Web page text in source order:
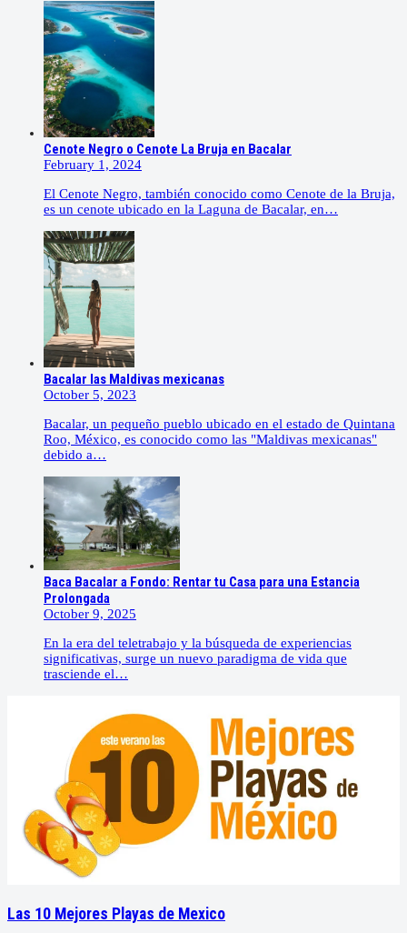
Cenote Negro o Cenote La Bruja en Bacalar
February 1, 2024
El Cenote Negro, también conocido como Cenote de la Bruja,
es un cenote ubicado en la Laguna de Bacalar, en…
Bacalar las Maldivas mexicanas
October 5, 2023
Bacalar, un pequeño pueblo ubicado en el estado de Quintana
Roo, México, es conocido como las "Maldivas mexicanas"
debido a…
Baca Bacalar a Fondo: Rentar tu Casa para una Estancia
Prolongada
October 9, 2025
En la era del teletrabajo y la búsqueda de experiencias
significativas, surge un nuevo paradigma de vida que
trasciende el…
Las 10 Mejores Playas de Mexico